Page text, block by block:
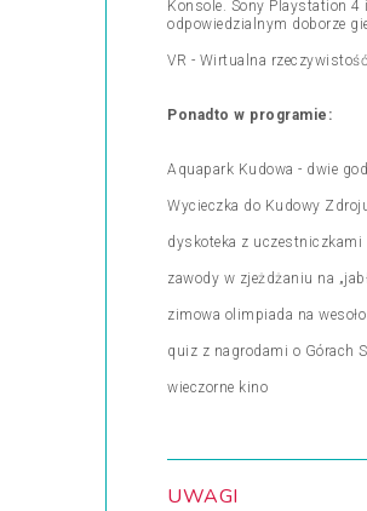
Konsole. Sony Playstation
odpowiedzialnym doborze
VR - Wirtualna
Ponadto w programie:
Aquapark Kudowa - dwie
Wycieczka do Kudowy
dyskoteka z uczestniczkami
zawody w zjeżdżaniu na
zimowa olimpiada na wesoło
quiz z nagrodami o Górach
wieczorne kino
UWAGI